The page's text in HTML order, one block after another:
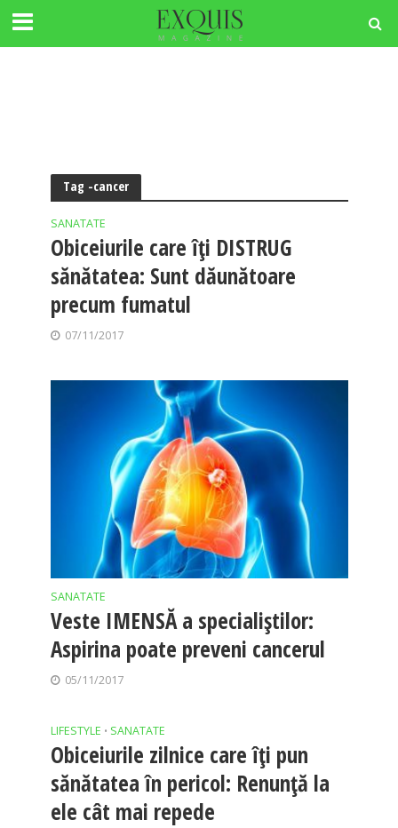
Tag -cancer
SANATATE
Obiceiurile care îţi DISTRUG
sănătatea: Sunt dăunătoare
precum fumatul
07/11/2017
SANATATE
Veste IMENSĂ a specialiştilor:
Aspirina poate preveni cancerul
05/11/2017
LIFESTYLE • SANATATE
Obiceiurile zilnice care îţi pun
sănătatea în pericol: Renunţă la
ele cât mai repede